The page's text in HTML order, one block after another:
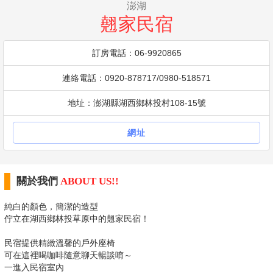
澎湖
翹家民宿
訂房電話：06-9920865
連絡電話：0920-878717/0980-518571
地址：澎湖縣湖西鄉林投村108-15號
網址
關於我們 ABOUT US!!
純白的顏色，簡潔的造型
佇立在湖西鄉林投草原中的翹家民宿！
民宿提供精緻溫馨的戶外座椅
可在這裡喝咖啡隨意聊天暢談唷～
一進入民宿室內